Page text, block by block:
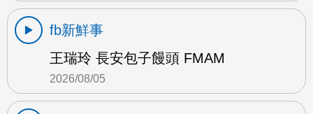
fb新鮮事
王瑞玲 長安包子饅頭 FMAM
2026/08/05